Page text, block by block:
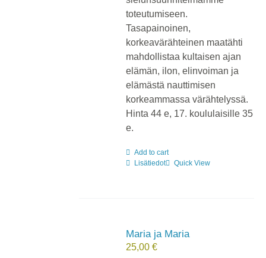
toteutumiseen.
Tasapainoinen,
korkeavärähteinen maatähti
mahdollistaa kultaisen ajan
elämän, ilon, elinvoiman ja
elämästä nauttimisen
korkeammassa värähtelyssä.
Hinta 44 e, 17. koululaisille 35
e.
Add to cart
Lisätiedot
Quick View
Maria ja Maria
25,00€